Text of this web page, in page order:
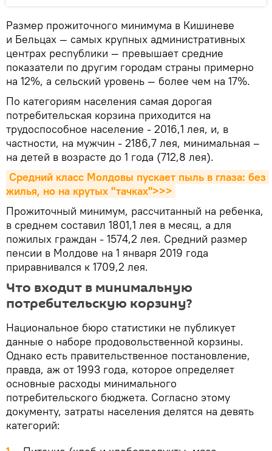
Размер прожиточного минимума в Кишиневе
и Бельцах — самых крупных административных
центрах республики — превышает средние
показатели по другим городам страны примерно
на 12%, а сельский уровень — более чем на 17%.
По категориям населения самая дорогая
потребительская корзина приходится на
трудоспособное население - 2016,1 лея, и, в
частности, на мужчин - 2186,7 лея, минимальная –
на детей в возрасте до 1 года (712,8 лея).
Средний класс Молдовы пускает пыль в глаза: без
жилья, но на крутых "тачках">>>
Прожиточный минимум, рассчитанный на ребенка,
в среднем составил 1801,1 лея в месяц, а для
пожилых граждан - 1574,2 лея. Средний размер
пенсии в Молдове на 1 января 2019 года
приравнивался к 1709,2 лея.
Что входит в минимальную
потребительскую корзину?
Национальное бюро статистики не публикует
данные о наборе продовольственной корзины.
Однако есть правительственное постановление,
правда, аж от 1993 года, которое определяет
основные расходы минимального
потребительского бюджета. Согласно этому
документу, затраты населения делятся на девять
категорий: